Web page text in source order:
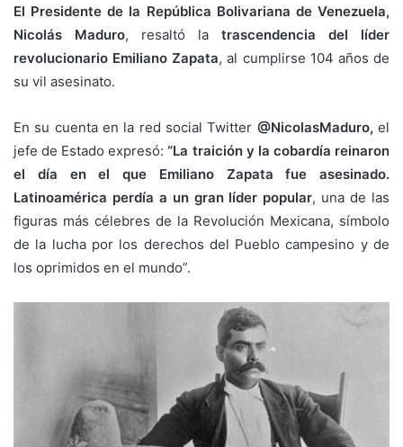
El Presidente de la República Bolivariana de Venezuela,
Nicolás Maduro, resaltó la trascendencia del líder
revolucionario Emiliano Zapata, al cumplirse 104 años de
su vil asesinato.
En su cuenta en la red social Twitter @NicolasMaduro, el
jefe de Estado expresó:“La traición y la cobardía reinaron
el día en el que Emiliano Zapata fue asesinado.
Latinoamérica perdía a un gran líder popular, una de las
figuras más célebres de la Revolución Mexicana, símbolo
de la lucha por los derechos del Pueblo campesino y de
los oprimidos en el mundo”.